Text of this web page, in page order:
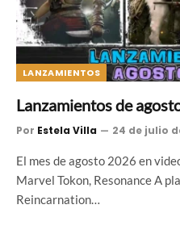
LANZAMIENTOS
Lanzamientos de
Por Estela Villa 24 de julio
El mes de agosto 2026 en
Marvel Tokon, Resonance A
Reincarnation…